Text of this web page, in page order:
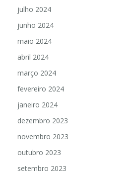
julho 2024
junho 2024
maio 2024
abril 2024
março 2024
fevereiro 2024
janeiro 2024
dezembro 2023
novembro 2023
outubro 2023
setembro 2023